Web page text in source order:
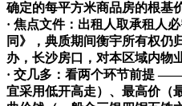
确定的每平方米商品房的根基
· 焦点文件：出租人取承租人
同》，典质期间衡宇所有权仍
办，长沙房口，对本区域内物
· 交几多：看两个环节前提
宜采用低开高走）、最高价（